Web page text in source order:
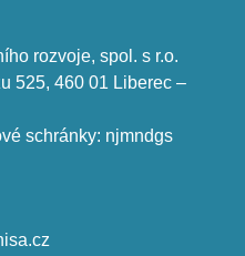
rozvoje, spol. s r.o.
525, 460 01 Liberec –
schránky: njmndgs